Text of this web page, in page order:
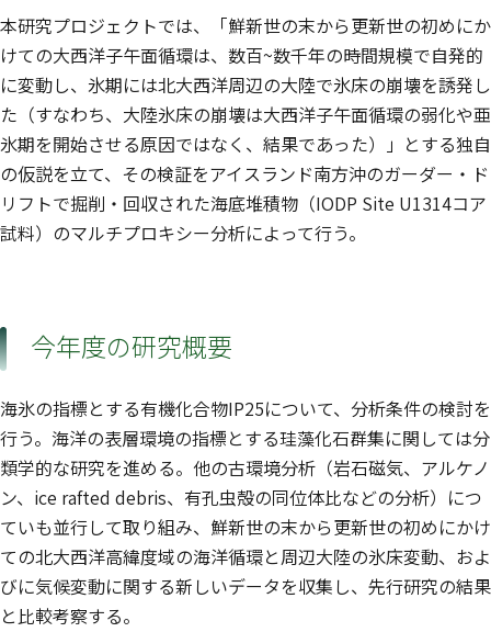
本研究プロジェクトでは、「鮮新世の末から更新世の初めにか
けての大西洋子午面循環は、数百~数千年の時間規模で自発的
に変動し、氷期には北大西洋周辺の大陸で氷床の崩壊を誘発し
た（すなわち、大陸氷床の崩壊は大西洋子午面循環の弱化や亜
氷期を開始させる原因ではなく、結果であった）」とする独自
の仮説を立て、その検証をアイスランド南方沖のガーダー・ド
リフトで掘削・回収された海底堆積物（IODP Site U1314コア
試料）のマルチプロキシー分析によって行う。
今年度の研究概要
海氷の指標とする有機化合物IP25について、分析条件の検討を
行う。海洋の表層環境の指標とする珪藻化石群集に関しては分
類学的な研究を進める。他の古環境分析（岩石磁気、アルケノ
ン、ice rafted debris、有孔虫殻の同位体比などの分析）につ
ていも並行して取り組み、鮮新世の末から更新世の初めにかけ
ての北大西洋高緯度域の海洋循環と周辺大陸の氷床変動、およ
びに気候変動に関する新しいデータを収集し、先行研究の結果
と比較考察する。